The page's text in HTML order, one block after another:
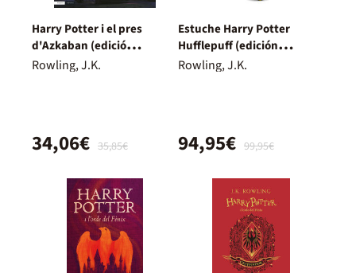
Harry Potter i el pres
d'Azkaban (edició
il·lustrada)
Rowling, J.K.
35,85€
34,06€
Estuche Harry Potter
Hufflepuff (edición
limitada)
Rowling, J.K.
99,95€
94,95€